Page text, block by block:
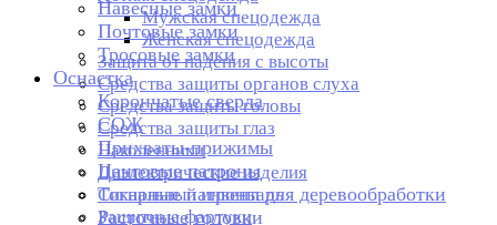
Мужская спецодежда
Женская спецодежда
Защита от падения с высоты
Средства защиты органов слуха
Средства защиты головы
Средства защиты глаз
Наколенники
Диэлектрические изделия
Сигнальный инвентарь
Защитные фартуки
Навесные замки
Почтовые замки
Тросовые замки
Оснастка
Корончатые сверла
СОЖ
Прихваты-прижимы
Цанговые патроны
Токарные патроны для деревообработки
Расточные головки